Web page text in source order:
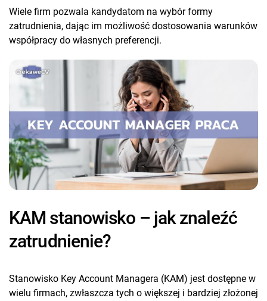
Wiele firm pozwala kandydatom na wybór formy
zatrudnienia, dając im możliwość dostosowania warunków
współpracy do własnych preferencji.
KAM stanowisko – jak znaleźć
zatrudnienie?
Stanowisko Key Account Managera (KAM) jest dostępne w
wielu firmach, zwłaszcza tych o większej i bardziej złożonej